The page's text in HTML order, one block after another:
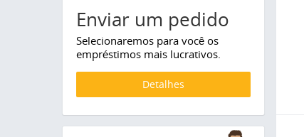
Enviar um pedido
Selecionaremos para você os
empréstimos mais lucrativos.
Detalhes